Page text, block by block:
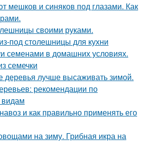
мешков и синяков под глазами. Как
своими руками.
под столешницы для кухни
семенами в домашних условиях.
семечки
деревья лучше высаживать зимой.
рекомендации по
и как правильно применять его
на зиму. Грибная икра на